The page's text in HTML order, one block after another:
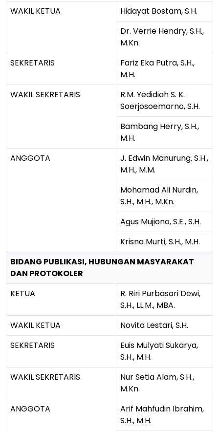
WAKIL KETUA
Hidayat Bostam, S.H.
Dr. Verrie Hendry, S.H.,
M.Kn.
SEKRETARIS
Fariz Eka Putra, S.H.,
M.H.
WAKIL SEKRETARIS
R.M. Yedidiah S. K.
Soerjosoemarno, S.H.
Bambang Herry, S.H.,
M.H.
ANGGOTA
J. Edwin Manurung. S.H.,
M.H., M.M.
Mohamad Ali Nurdin,
S.H., M.H., M.Kn.
Agus Mujiono, S.E., S.H.
Krisna Murti, S.H., M.H.
BIDANG PUBLIKASI, HUBUNGAN MASYARAKAT
DAN PROTOKOLER
KETUA
R. Riri Purbasari Dewi,
S.H., LL.M., MBA.
WAKIL KETUA
Novita Lestari, S.H.
SEKRETARIS
Euis Mulyati Sukarya,
S.H., M.H.
WAKIL SEKRETARIS
Nur Setia Alam, S.H.,
M.Kn.
ANGGOTA
Arif Mahfudin Ibrahim,
S.H., M.H.